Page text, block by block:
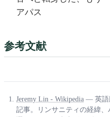
アパス
参考文献
Jeremy Lin - Wikipedia — 英語
記事。リンサニティの経緯